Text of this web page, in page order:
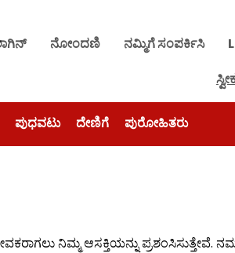
ನೋಂದಣಿ ನಮ್ಮಿಗೆ ಸಂಪರ್ಕಿಸಿ
ಪುಧವಟು ದೇಣಿಗೆ ಪುರೋಹಿತರು
ನಿಮ್ಮ ಆಸಕ್ತಿಯನ್ನು ಪ್ರಶಂಸಿಸುತ್ತೇವೆ.